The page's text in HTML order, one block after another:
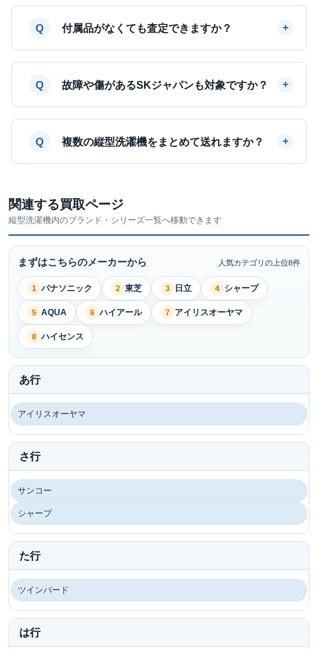
付属品がなくても査定できますか？
故障や傷があるSKジャパンも対象ですか？
複数の縦型洗濯機をまとめて送れますか？
関連する買取ページ
縦型洗濯機内のブランド・シリーズ一覧へ移動できます
まずはこちらのメーカーから 人気カテゴリの上位8件
1 パナソニック 2 東芝 3 日立 4 シャープ
5 AQUA 6 ハイアール 7 アイリスオーヤマ
8 ハイセンス
あ行
アイリスオーヤマ
さ行
サンコー
シャープ
た行
ツインバード
は行